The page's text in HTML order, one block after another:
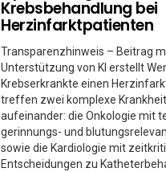
Krebsbehandlung bei
Herzinfarktpatienten
Transparenzhinweis – Beitrag
Unterstützung von KI erstellt
Krebserkrankte einen
treffen zwei komplexe
aufeinander: die Onkologie mit
gerinnungs- und
sowie die Kardiologie mit
Entscheidungen zu